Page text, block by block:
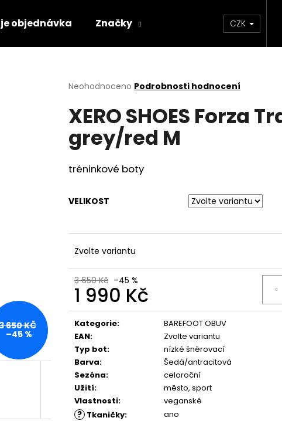
objednávka Značky CZK
Průměrné
produktu
je
z
5
hvězdiček.
Neohodnoceno Podrobnosti hodnocení
XERO SHOES Forza
grey/red M
tréninkové boty
VELIKOST
Zvolte variantu
3 650 Kč –45 %
1 990 Kč
Měrná
cena:
Kategorie:
BAREFOOT OBUV
EAN:
Zvolte variantu
Typ bot:
nízké šněrovací
Barva:
Šedá/antracitová
Sezóna:
celoroční
Užití:
město, sport
Vlastnosti: veganské
? Tkaničky: ano
650 KČ
–45 %
HLEDAT
S PAMĚŤOVOU SUEDE (VELOUR) NUBUCK SPRAY 200
219 Kč